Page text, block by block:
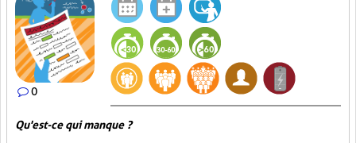
0
Qu'est-ce qui manque ?